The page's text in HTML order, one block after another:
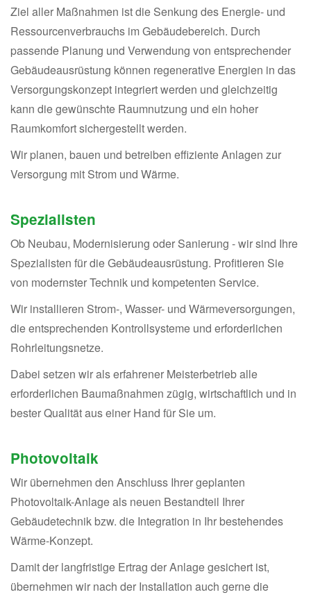
Ziel aller Maßnahmen ist die Senkung des Energie- und
Ressourcenverbrauchs im Gebäudebereich. Durch
passende Planung und Verwendung von entsprechender
Gebäudeausrüstung können regenerative Energien in das
Versorgungskonzept integriert werden und gleichzeitig
kann die gewünschte Raumnutzung und ein hoher
Raumkomfort sichergestellt werden.
Wir planen, bauen und betreiben effiziente Anlagen zur
Versorgung mit Strom und Wärme.
Spezialisten
Ob Neubau, Modernisierung oder Sanierung - wir sind Ihre
Spezialisten für die Gebäudeausrüstung. Profitieren Sie
von modernster Technik und kompetenten Service.
Wir installieren Strom-, Wasser- und Wärmeversorgungen,
die entsprechenden Kontrollsysteme und erforderlichen
Rohrleitungsnetze.
Dabei setzen wir als erfahrener Meisterbetrieb alle
erforderlichen Baumaßnahmen zügig, wirtschaftlich und in
bester Qualität aus einer Hand für Sie um.
Photovoltaik
Wir übernehmen den Anschluss Ihrer geplanten
Photovoltaik-Anlage als neuen Bestandteil Ihrer
Gebäudetechnik bzw. die Integration in Ihr bestehendes
Wärme-Konzept.
Damit der langfristige Ertrag der Anlage gesichert ist,
übernehmen wir nach der Installation auch gerne die